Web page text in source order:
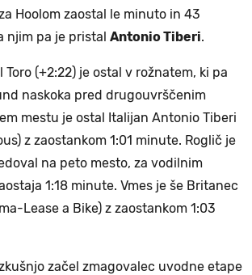
Hoolom zaostal le minuto in 43
njim pa je pristal Antonio Tiberi.
Toro (+2:22) je ostal v rožnatem, ki pa
naskoka pred drugouvrščenim
mestu je ostal Italijan Antonio Tiberi
z zaostankom 1:01 minute. Roglič je
na peto mesto, za vodilnim
1:18 minute. Vmes je še Britanec
Lease a Bike) z zaostankom 1:03
začel zmagovalec uvodne etape